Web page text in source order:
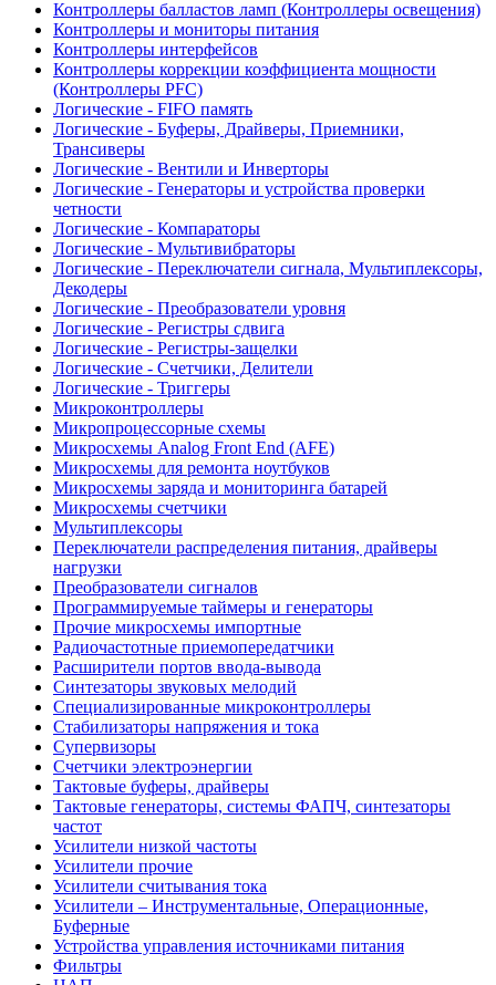
Контроллеры балластов ламп (Контроллеры освещения)
Контроллеры и мониторы питания
Контроллеры интерфейсов
Контроллеры коррекции коэффициента мощности
(Контроллеры PFC)
Логические - FIFO память
Логические - Буферы, Драйверы, Приемники,
Трансиверы
Логические - Вентили и Инверторы
Логические - Генераторы и устройства проверки
четности
Логические - Компараторы
Логические - Мультивибраторы
Логические - Переключатели сигнала, Мультиплексоры,
Декодеры
Логические - Преобразователи уровня
Логические - Регистры сдвига
Логические - Регистры-защелки
Логические - Счетчики, Делители
Логические - Триггеры
Микроконтроллеры
Микропроцессорные схемы
Микросхемы Analog Front End (AFE)
Микросхемы для ремонта ноутбуков
Микросхемы заряда и мониторинга батарей
Микросхемы счетчики
Мультиплексоры
Переключатели распределения питания, драйверы
нагрузки
Преобразователи сигналов
Программируемые таймеры и генераторы
Прочие микросхемы импортные
Радиочастотные приемопередатчики
Расширители портов ввода-вывода
Синтезаторы звуковых мелодий
Специализированные микроконтроллеры
Стабилизаторы напряжения и тока
Супервизоры
Счетчики электроэнергии
Тактовые буферы, драйверы
Тактовые генераторы, системы ФАПЧ, синтезаторы
частот
Усилители низкой частоты
Усилители прочие
Усилители считывания тока
Усилители – Инструментальные, Операционные,
Буферные
Устройства управления источниками питания
Фильтры